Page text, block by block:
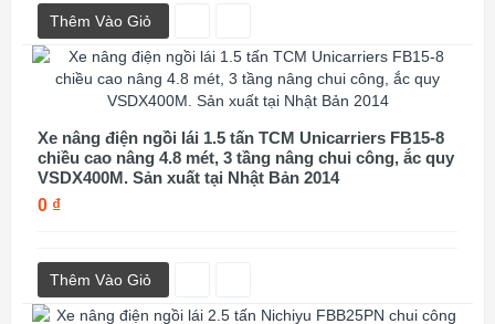
Thêm Vào Giỏ
Xe nâng điện ngồi lái 1.5 tấn TCM Unicarriers FB15-8
chiều cao nâng 4.8 mét, 3 tầng nâng chui công, ắc quy
VSDX400M. Sản xuất tại Nhật Bản 2014
0 ₫
Thêm Vào Giỏ